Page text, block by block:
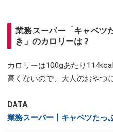
業務スーパー「キャベツ
き」のカロリーは？
カロリーは100gあたり
高くないので、大人のおやつ
DATA
業務スーパー┃キャベツたっ